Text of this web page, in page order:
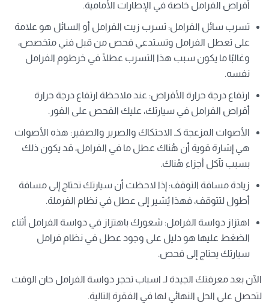
أقراص الفرامل خاصة في الإطارات الأمامية.
تسرب سائل الفرامل: تسرب زيت الفرامل أو السائل هو علامة
على تعطل الفرامل وتستدعي فحص من قبل فني متخصص،
وغالبًا ما يكون سبب هذا التسرب عطلًا في خرطوم الفرامل
نفسه.
ارتفاع درجة حرارة الأقراص: عند ملاحظة ارتفاع درجة حرارة
أقراص الفرامل في سيارتك، عليك الفحص على الفور.
الأصوات المزعجة كـ الاحتكاك والصرير والصفير : هذه الأصوات
هي إشارة قوية أن هُناك عطل ما في الفرامل، قد يكون ذلك
بسبب تآكل أجزاء هُناك.
زيادة مسافة التوقف: إذا لاحظت أن سيارتك تحتاج إلى مسافة
أطول لتتوقف، فهذا يُشير إلى عطل في نظام الفرملة.
اهتزاز دواسة الفرامل: شعورك باهتزاز في دواسة الفرامل أثناء
الضغط عليها هو دليل على وجود عطل في نظام فرامل
سيارتك يحتاج إلى فحص.
الآن بعد معرفتك الجيدة لـ اسباب تحجر دواسة الفرامل حان الوقت
لتحصل على الحل النهائي لها في الفقرة التالية.